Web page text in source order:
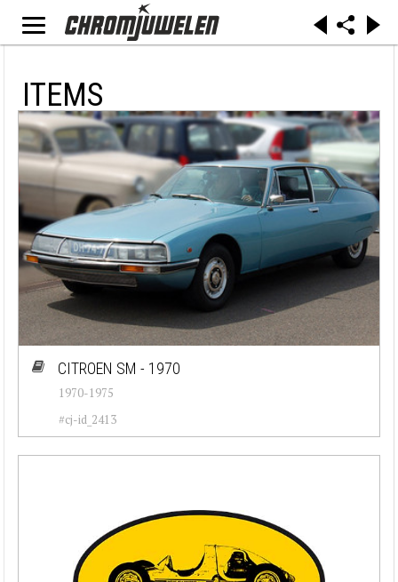
ITEMS
CITROEN SM - 1970
1970-1975
#cj-id_2413